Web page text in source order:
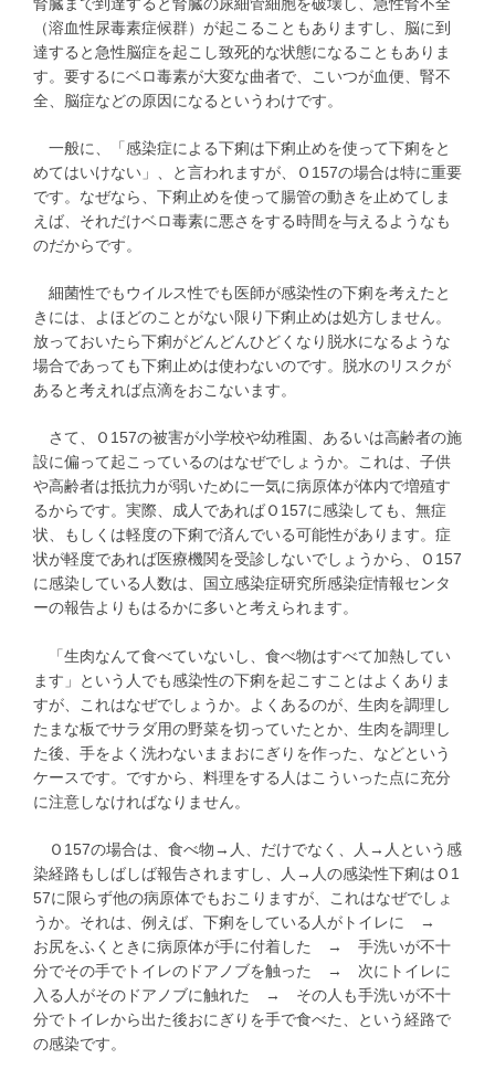
腎臓まで到達すると腎臓の尿細管細胞を破壊し、急性腎不全
（溶血性尿毒素症候群）が起こることもありますし、脳に到
達すると急性脳症を起こし致死的な状態になることもありま
す。要するにベロ毒素が大変な曲者で、こいつが血便、腎不
全、脳症などの原因になるというわけです。
一般に、「感染症による下痢は下痢止めを使って下痢をと
めてはいけない」、と言われますが、Ｏ157の場合は特に重要
です。なぜなら、下痢止めを使って腸管の動きを止めてしま
えば、それだけベロ毒素に悪さをする時間を与えるようなも
のだからです。
細菌性でもウイルス性でも医師が感染性の下痢を考えたと
きには、よほどのことがない限り下痢止めは処方しません。
放っておいたら下痢がどんどんひどくなり脱水になるような
場合であっても下痢止めは使わないのです。脱水のリスクが
あると考えれば点滴をおこないます。
さて、Ｏ157の被害が小学校や幼稚園、あるいは高齢者の施
設に偏って起こっているのはなぜでしょうか。これは、子供
や高齢者は抵抗力が弱いために一気に病原体が体内で増殖す
るからです。実際、成人であればＯ157に感染しても、無症
状、もしくは軽度の下痢で済んでいる可能性があります。症
状が軽度であれば医療機関を受診しないでしょうから、Ｏ157
に感染している人数は、国立感染症研究所感染症情報センタ
ーの報告よりもはるかに多いと考えられます。
「生肉なんて食べていないし、食べ物はすべて加熱してい
ます」という人でも感染性の下痢を起こすことはよくありま
すが、これはなぜでしょうか。よくあるのが、生肉を調理し
たまな板でサラダ用の野菜を切っていたとか、生肉を調理し
た後、手をよく洗わないままおにぎりを作った、などという
ケースです。ですから、料理をする人はこういった点に充分
に注意しなければなりません。
Ｏ157の場合は、食べ物→人、だけでなく、人→人という感
染経路もしばしば報告されますし、人→人の感染性下痢はＯ1
57に限らず他の病原体でもおこりますが、これはなぜでしょ
うか。それは、例えば、下痢をしている人がトイレに →
お尻をふくときに病原体が手に付着した → 手洗いが不十
分でその手でトイレのドアノブを触った → 次にトイレに
入る人がそのドアノブに触れた → その人も手洗いが不十
分でトイレから出た後おにぎりを手で食べた、という経路で
の感染です。